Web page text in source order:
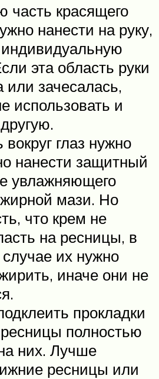
часть красящего
нанести на руку,
эта область руки
или зачесалась,
использовать и
глаз нужно
нанести защитный
увлажняющего
мази. Но
что крем не
на ресницы, в
их нужно
иначе они не
прокладки
полностью
них. Лучше
ресницы или